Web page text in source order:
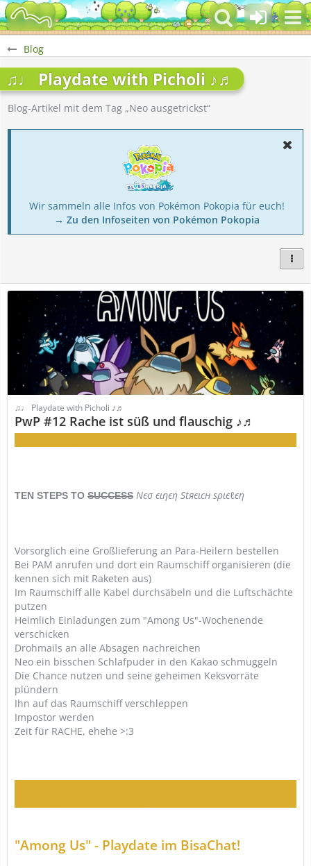
Blog
♫♩ Playdate with Picholi ♪♬
Blog-Artikel mit dem Tag „Neo ausgetrickst“
Wir sammeln alle Infos von Pokémon Pokopia für euch!
→ Zu den Infoseiten von Pokémon Pokopia
♫♩ Playdate with Picholi ♪♬
PwP #12 Rache ist süß und flauschig ♪♬
TEN STEPS TO SUCCESS Nєσ єιηєη Stяєιcн ѕριєℓєη
Vorsorglich eine Großlieferung an Para-Heilern bestellen
Bei PAM anrufen und dort ein Raumschiff organisieren (die
kennen sich mit Raketen aus)
Im Raumschiff alle Kabel durchsäbeln und die Luftschächte
putzen
Heimlich Einladungen zum "Among Us"-Wochenende
verschicken
Drohmails an alle Absagen nachreichen
Neo ein bisschen Schlafpuder in den Kakao schmuggeln
Die Chance nutzen und seine geheimen Keksvorräte
plündern
Ihn auf das Raumschiff verschleppen
Impostor werden
Zeit für RACHE, ehehe >:3
"Among Us" - Playdate im BisaChat!